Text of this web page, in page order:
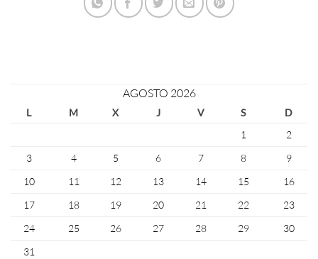
AGOSTO 2026
L M X J V S
D
1
2
3
4 5 6 7 8
9
10
11 12 13 14 15
16
17
18 19 20 21 22
23
24
25 26 27 28 29
30
31